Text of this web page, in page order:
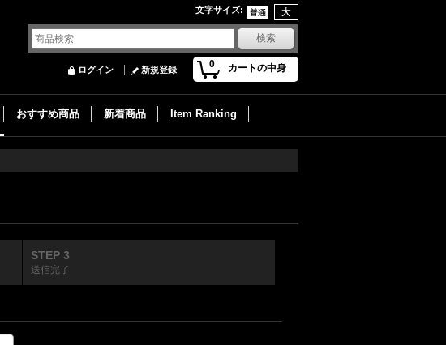
文字サイズ:
0 カートの中身
ログイン 新規登録
おすすめ商品 新着商品 Item Ranking
STEP 3
送信完了